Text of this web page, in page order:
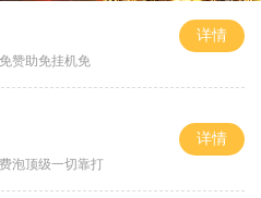
赞助免挂机免
详情
泡顶级一切靠打
详情